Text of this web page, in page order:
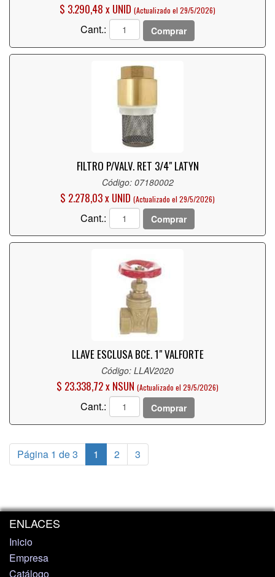
$ 3.290,48 x UNID (Actualizado el 29/5/2026)
Cant.: Comprar
FILTRO P/VALV. RET 3/4" LATYN
Código: 07180002
$ 2.278,03 x UNID (Actualizado el 29/5/2026)
Cant.: Comprar
LLAVE ESCLUSA BCE. 1"VALFORTE
Código: LLAV2020
$ 23.338,72 x NSUN (Actualizado el 29/5/2026)
Cant.: Comprar
Página 1 de 3 1 2 3
ENLACES
Inicio
Empresa
Catálogo